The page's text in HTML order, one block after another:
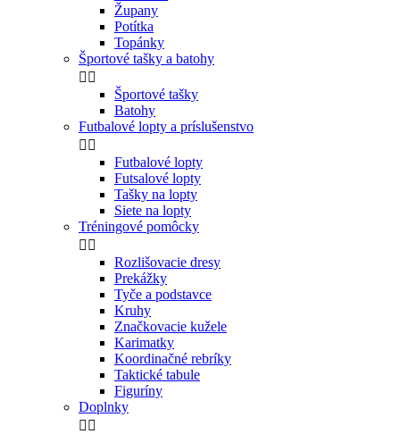
Župany
Potítka
Topánky
Športové tašky a batohy
 
Športové tašky
Batohy
Futbalové lopty a príslušenstvo
 
Futbalové lopty
Futsalové lopty
Tašky na lopty
Siete na lopty
Tréningové pomôcky
 
Rozlišovacie dresy
Prekážky
Tyče a podstavce
Kruhy
Značkovacie kužele
Karimatky
Koordinačné rebríky
Taktické tabule
Figuríny
Doplnky
 